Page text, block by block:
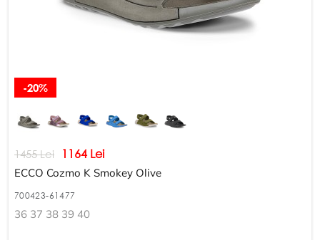
-20%
1455 Lei 1164 Lei
ECCO Cozmo K Smokey Olive
700423-61477
36 37 38 39 40